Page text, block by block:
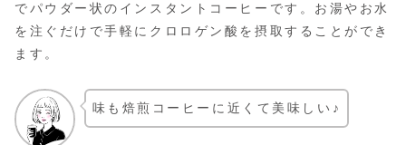
でパウダー状のインスタントコーヒーです。お湯やお水
を注ぐだけで手軽にクロロゲン酸を摂取することができ
ます。
味も焙煎コーヒーに近くて美味しい♪